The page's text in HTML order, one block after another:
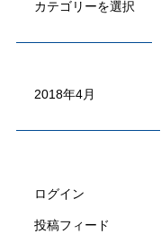
テ
カ
ログイン
投稿フィード